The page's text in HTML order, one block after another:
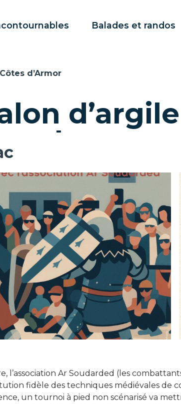
Balades et randos
d’Armor
clos »
l’association Ar Soudarded (les
fidèle des techniques médiévales de
un tournoi à pied non scénarisé va